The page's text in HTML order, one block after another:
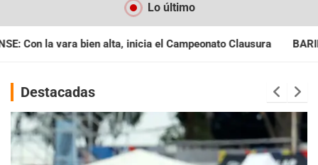
Lo último
el Campeonato Clausura BARILOCHENSE: Preparan una
Destacadas